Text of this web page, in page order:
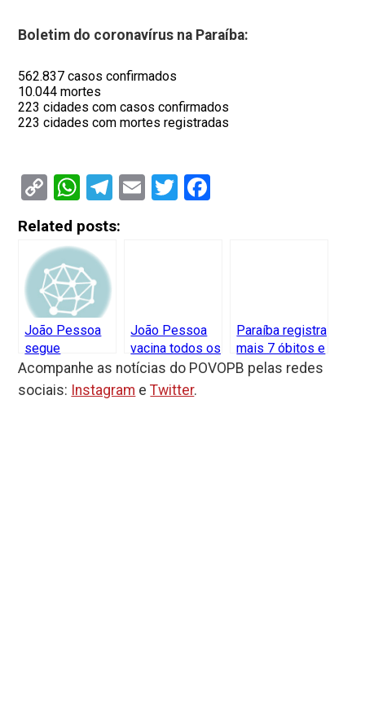
Boletim do coronavírus na Paraíba:
562.837 casos confirmados
10.044 mortes
223 cidades com casos confirmados
223 cidades com mortes registradas
Copy
Link
WhatsApp
Telegram
EmailTwitter
Related posts:
João Pessoa
segue
vacinando
todos os
públicos contra
João Pessoa
vacina todos os
públicos contra
Covid-19 nesta
segunda-feira
Paraíba registra
mais 7 óbitos e
984 novos
Acompanhe as notícias do POVOPB pelas redes
sociais: Instagram eTwitter.